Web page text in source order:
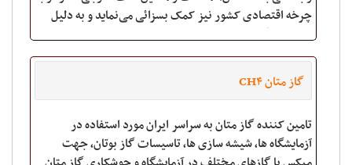
چرخه اقتصادی کشور نیز کمک بسزائی می‌نماید و به دلیل
نیاز به کارگر و افراد متخص
گاز متان CH۴
تامین کننده گاز متان به سراسر ایران مورد استفاده در
آزمایشگاه ها، شیشه سازی ها، تاسیسات گاز بوتان، جهت